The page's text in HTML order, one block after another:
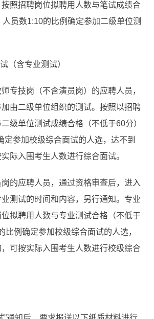
照招聘岗位拟聘用人数与笔试成绩合
员数1:10的比例确定参加二级单位测
（含专业测试）
专技岗（不含演员岗）的应聘人员，
由二级单位组织的测试。按照以招聘
级单位测试成绩合格（不低于60分）
定参加校级综合面试的人选，达不到
际入围考生人数进行综合面试。
的应聘人员，通过资格审查后，进入
测试的时间和内容，另行通知。专业
拟聘用人数与专业测试合格（不低于
比例确定参加校级综合面试的人选，
可按实际入围考生人数进行校级综合